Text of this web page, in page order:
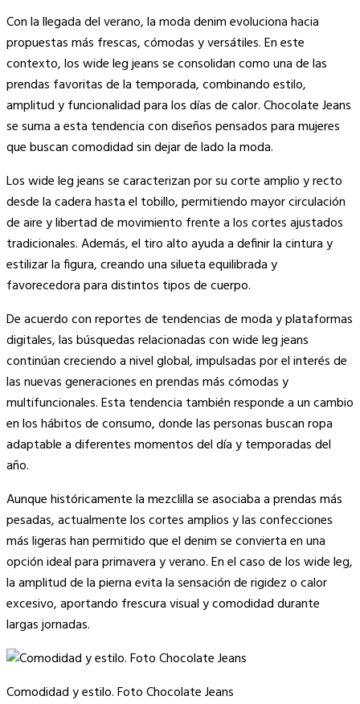
Copy
Link
Con la llegada del verano, la moda denim evoluciona hacia
propuestas más frescas, cómodas y versátiles. En este
contexto, los wide leg jeans se consolidan como una de las
prendas favoritas de la temporada, combinando estilo,
amplitud y funcionalidad para los días de calor. Chocolate Jeans
se suma a esta tendencia con diseños pensados para mujeres
que buscan comodidad sin dejar de lado la moda.
Los wide leg jeans se caracterizan por su corte amplio y recto
desde la cadera hasta el tobillo, permitiendo mayor circulación
de aire y libertad de movimiento frente a los cortes ajustados
tradicionales. Además, el tiro alto ayuda a definir la cintura y
estilizar la figura, creando una silueta equilibrada y
favorecedora para distintos tipos de cuerpo.
De acuerdo con reportes de tendencias de moda y plataformas
digitales, las búsquedas relacionadas con wide leg jeans
continúan creciendo a nivel global, impulsadas por el interés de
las nuevas generaciones en prendas más cómodas y
multifuncionales. Esta tendencia también responde a un cambio
en los hábitos de consumo, donde las personas buscan ropa
adaptable a diferentes momentos del día y temporadas del
año.
Aunque históricamente la mezclilla se asociaba a prendas más
pesadas, actualmente los cortes amplios y las confecciones
más ligeras han permitido que el denim se convierta en una
opción ideal para primavera y verano. En el caso de los wide leg,
la amplitud de la pierna evita la sensación de rigidez o calor
excesivo, aportando frescura visual y comodidad durante
largas jornadas.
Comodidad y estilo. Foto Chocolate Jeans